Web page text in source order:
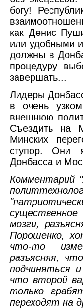
богу!
как Денис
или удобными
должны в
процедуру
завершать...
Лидеры
в очень
внешнюю
Съездить на
Минских
ступор. Они
Донбасса и
Комментарий
мозги,
Порошенко,
что-то
разъясняя,
подчиняться
что второй
только
переходят на